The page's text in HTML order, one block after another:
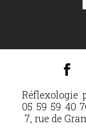
Réflexologie
05 59 59 40
7, rue de